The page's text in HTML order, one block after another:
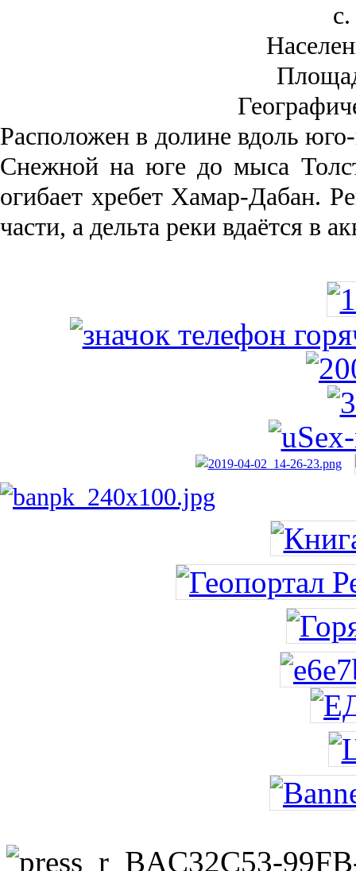
Рас­положен в долине вдоль
Снежной на юге до мыса
огибает хребет Хамар-Дабан.
части, а дельта реки вда­ётся в